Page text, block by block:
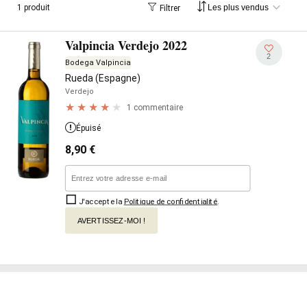
1 produit Filtrer
Valpincia Verdejo 2022
Bodega Valpincia
Rueda (Espagne)
Verdejo
1 commentaire
2
Épuisé
8,90 €
J'accepte la Politique de confidentialité
AVERTISSEZ-MOI !